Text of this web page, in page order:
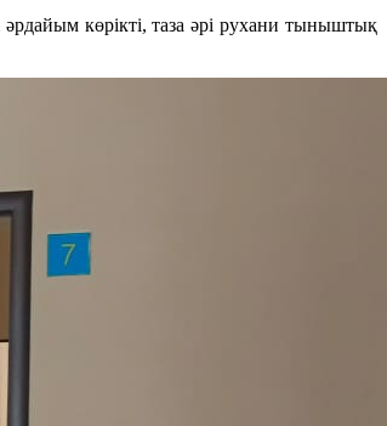
көрікті, таза әрі рухани тыныштық